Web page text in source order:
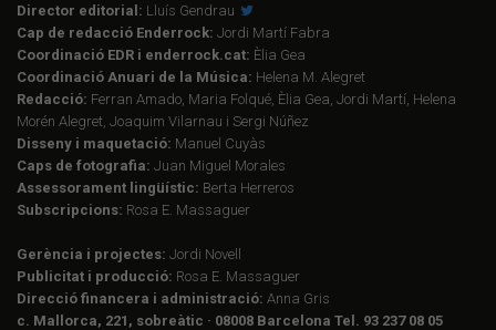
Director editorial: Lluís Gendrau
Cap de redacció Enderrock: Jordi Martí Fabra
Coordinació EDR i enderrock.cat: Èlia Gea
Coordinació Anuari de la Música: Helena M. Alegret
Redacció: Ferran Amado, Maria Folqué, Èlia Gea, Jordi Martí, Helena
Morén Alegret, Joaquim Vilarnau i Sergi Núñez
Disseny i maquetació: Manuel Cuyàs
Caps de fotografia: Juan Miguel Morales
Assessorament lingüístic: Berta Herreros
Subscripcions: Rosa E. Massaguer
Gerència i projectes: Jordi Novell
Publicitat i producció: Rosa E. Massaguer
Direcció financera i administració: Anna Gris
c. Mallorca, 221, sobreàtic · 08008 Barcelona Tel. 93 237 08 05